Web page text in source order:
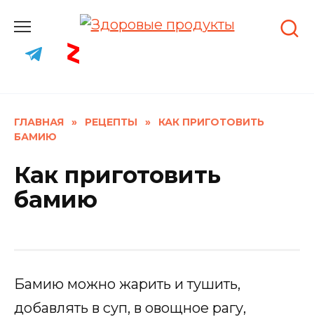
content
ГЛАВНАЯ » РЕЦЕПТЫ »
КАК ПРИГОТОВИТЬ
БАМИЮ
Как приготовить
бамию
Бамию можно жарить и тушить,
добавлять в суп, в овощное рагу,